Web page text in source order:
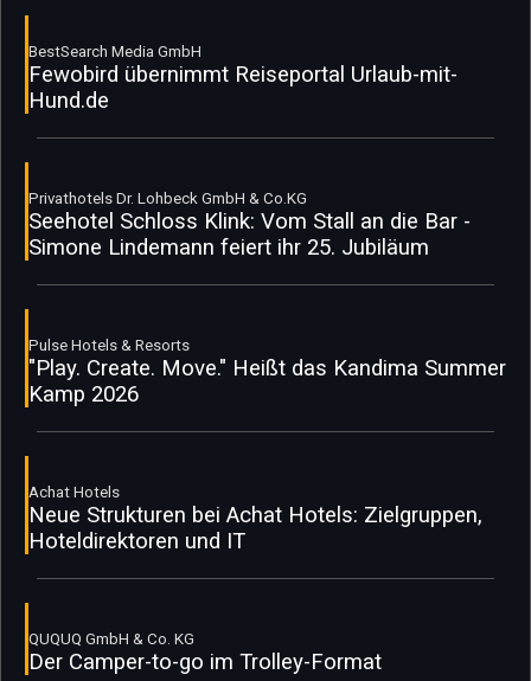
BestSearch Media GmbH
Fewobird übernimmt Reiseportal Urlaub-mit-
Hund.de
Privathotels Dr. Lohbeck GmbH & Co.KG
Seehotel Schloss Klink: Vom Stall an die Bar -
Simone Lindemann feiert ihr 25. Jubiläum
Pulse Hotels & Resorts
"Play. Create. Move." Heißt das Kandima Summer
Kamp 2026
Achat Hotels
Neue Strukturen bei Achat Hotels: Zielgruppen,
Hoteldirektoren und IT
QUQUQ GmbH & Co. KG
Der Camper-to-go im Trolley-Format